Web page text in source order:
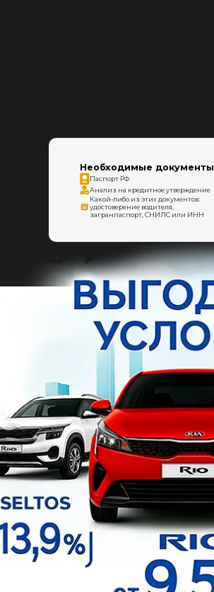
Необходимые документы
Паспорт РФ
Анализ на кредитное утверждение
Какой-либо из этих документов:
удостоверение водителя,
загранпаспорт, СНИЛС или ИНН